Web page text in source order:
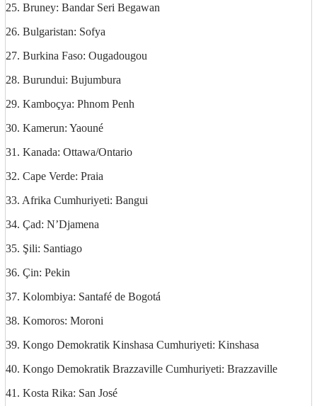
25. Bruney: Bandar Seri Begawan
26. Bulgaristan: Sofya
27. Burkina Faso: Ougadougou
28. Burundui: Bujumbura
29. Kamboçya: Phnom Penh
30. Kamerun: Yaouné
31. Kanada: Ottawa/Ontario
32. Cape Verde: Praia
33. Afrika Cumhuriyeti: Bangui
34. Çad: N’Djamena
35. Şili: Santiago
36. Çin: Pekin
37. Kolombiya: Santafé de Bogotá
38. Komoros: Moroni
39. Kongo Demokratik Kinshasa Cumhuriyeti: Kinshasa
40. Kongo Demokratik Brazzaville Cumhuriyeti: Brazzaville
41. Kosta Rika: San José